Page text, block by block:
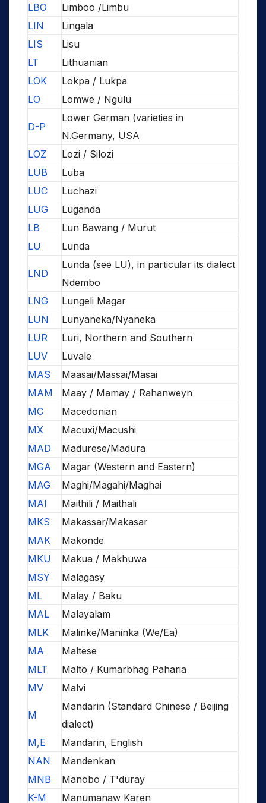
LBO
Limboo /Limbu
LIN
Lingala
LIS
Lisu
LT
Lithuanian
LOK
Lokpa / Lukpa
LO
Lomwe / Ngulu
D-P
Lower German (varieties in
N.Germany, USA
LOZ
Lozi / Silozi
LUB
Luba
LUC
Luchazi
LUG
Luganda
LB
Lun Bawang / Murut
LU
Lunda
LND
Lunda (see LU), in particular its dialect
Ndembo
LNG
Lungeli Magar
LUN
Lunyaneka/Nyaneka
LUR
Luri, Northern and Southern
LUV
Luvale
MAS
Maasai/Massai/Masai
MAM
Maay / Mamay / Rahanweyn
MC
Macedonian
MX
Macuxi/Macushi
MAD
Madurese/Madura
MGA
Magar (Western and Eastern)
MAG
Maghi/Magahi/Maghai
MAI
Maithili / Maithali
MKS
Makassar/Makasar
MAK
Makonde
MKU
Makua / Makhuwa
MSY
Malagasy
ML
Malay / Baku
MAL
Malayalam
MLK
Malinke/Maninka (We/Ea)
MA
Maltese
MLT
Malto / Kumarbhag Paharia
MV
Malvi
M
Mandarin (Standard Chinese / Beijing
dialect)
M,E
Mandarin, English
NAN
Mandenkan
MNB
Manobo / T'duray
K-M
Manumanaw Karen